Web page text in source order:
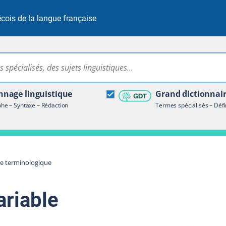
de la langue française
Rechercher dans tout le site
linguistique
– Syntaxe – Rédaction
Grand
Termes spécialisés –
terminologique
terminologique